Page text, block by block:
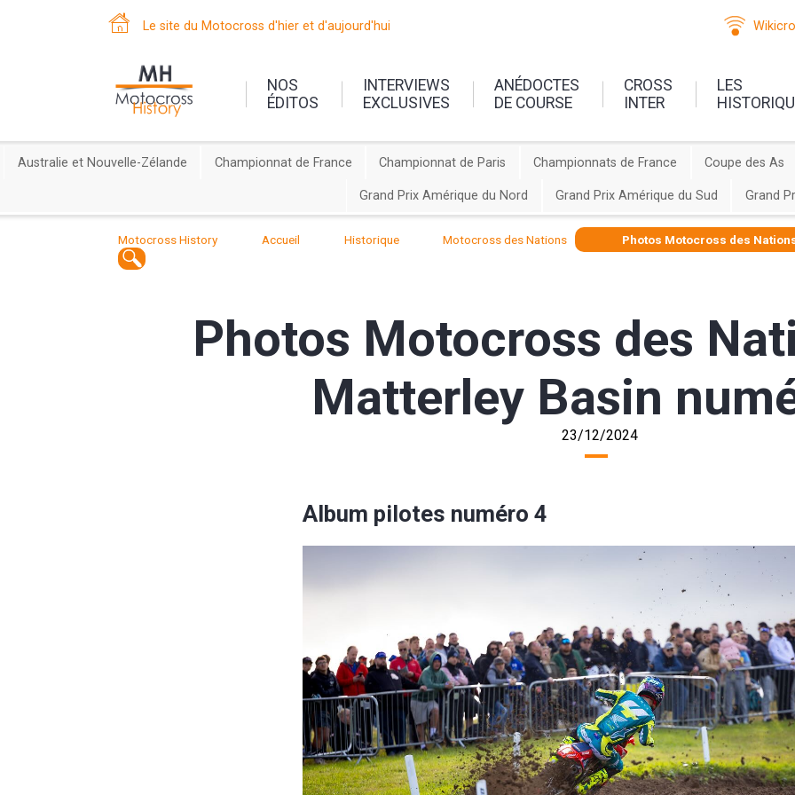
Le site du Motocross d'hier et d'aujourd'hui
NOS
ÉDITOS
INTERVIEWS
EXCLUSIVES
ANÉDOCTES
DE COURSE
CROSS
INTER
LES
Australie et Nouvelle-Zélande Championnat de France Championnat de Paris Championnats de France Coupe des As
Grand Prix Amérique du Nord Grand Prix Amérique du Sud Grand
Motocross History Accueil Historique Motocross des Nations Photos Motocross des
Photos Motocross des
Matterley Basin
23/12/2024
Album pilotes numéro 4